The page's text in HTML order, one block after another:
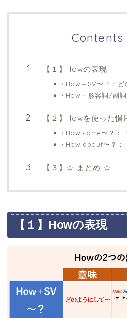
Contents
【１】Howの表現
・How＋SV〜？：
・How＋形容詞/副詞
【２】Howを使った慣
・How come〜？：
・How about〜？：
【３】☆ まとめ ☆
【１】Howの表現